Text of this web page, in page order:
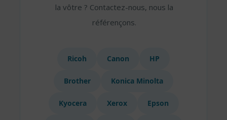
la vôtre ? Contactez-nous, nous la
référençons.
Ricoh Canon HP
Brother Konica Minolta
Kyocera Xerox Epson